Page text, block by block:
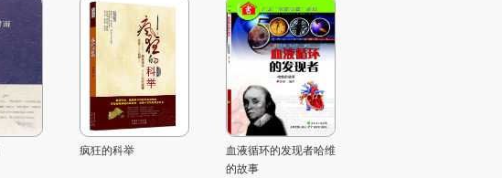
疯狂的科举
血液循环的发现者哈维
的故事